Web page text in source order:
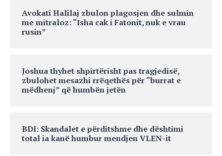
Avokati Halilaj zbulon plagosjen dhe sulmin
me mitraloz: “Isha cak i Fatonit, nuk e vrau
rusin”
Joshua thyhet shpirtërisht pas tragjedisë,
zbulohet mesazhi rrëqethës për “burrat e
mëdhenj” që humbën jetën
BDI: Skandalet e përditshme dhe dështimi
total ia kanë humbur mendjen VLEN-it